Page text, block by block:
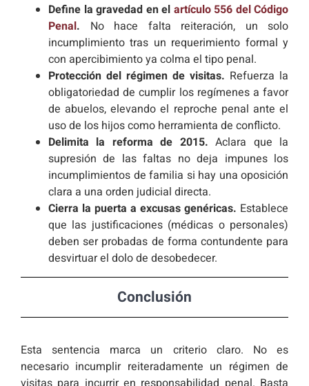
Define la gravedad en el artículo 556 del Código
Penal. No hace falta reiteración, un solo
incumplimiento tras un requerimiento formal y
con apercibimiento ya colma el tipo penal.
Protección del régimen de visitas. Refuerza la
obligatoriedad de cumplir los regímenes a favor
de abuelos, elevando el reproche penal ante el
uso de los hijos como herramienta de conflicto.
Delimita la reforma de 2015. Aclara que la
supresión de las faltas no deja impunes los
incumplimientos de familia si hay una oposición
clara a una orden judicial directa.
Cierra la puerta a excusas genéricas. Establece
que las justificaciones (médicas o personales)
deben ser probadas de forma contundente para
desvirtuar el dolo de desobedecer.
Conclusión
Esta sentencia marca un criterio claro. No es
necesario incumplir reiteradamente un régimen de